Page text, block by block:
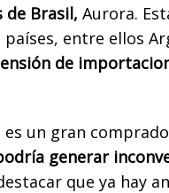
Brasil, Aurora.
entre ellos
de
es un gran
generar
que ya hay